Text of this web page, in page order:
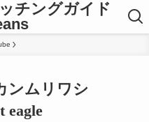
チングガイド
ンムリワシ
eagle